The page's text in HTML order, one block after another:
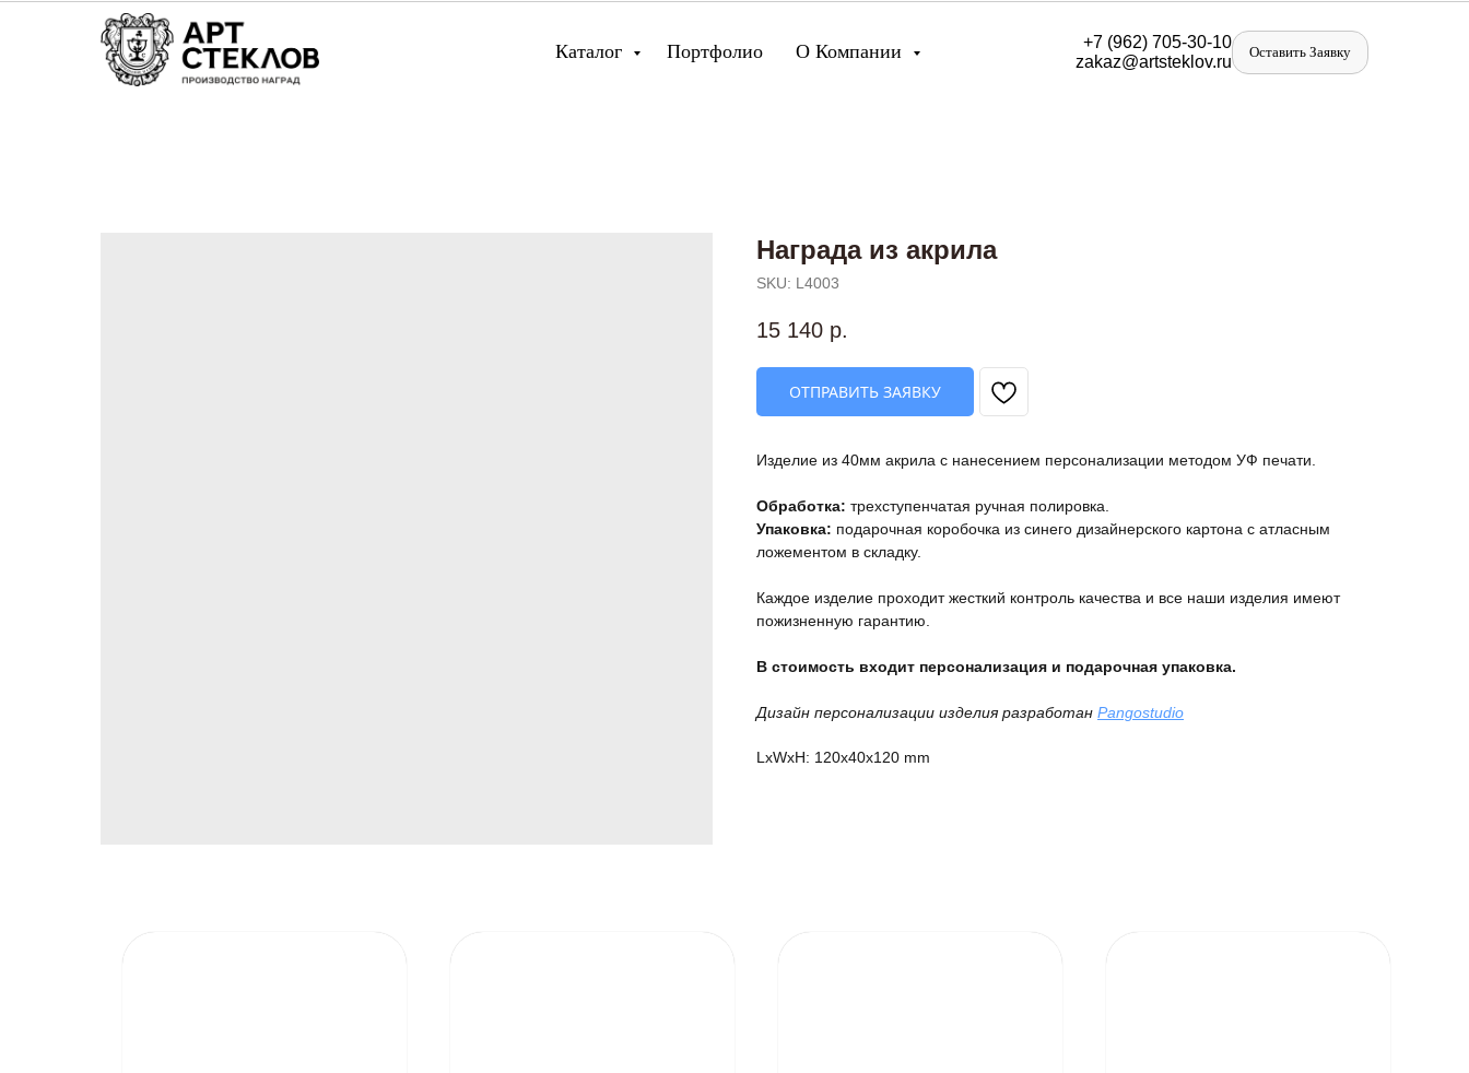
Каталог Портфолио О Компании +7 (962) 705-30-10
zakaz@artsteklov.ru
Оставить Заявку
Награда из акрила
SKU: L4003
15 140 р.
ОТПРАВИТЬ ЗАЯВКУ
Изделие из 40мм акрила с нанесением персонализации методом УФ печати.
Обработка: трехступенчатая ручная полировка.
Упаковка: подарочная коробочка из синего дизайнерского картона с атласным
ложементом в складку.
Каждое изделие проходит жесткий контроль качества и все наши изделия имеют
пожизненную гарантию.
В стоимость входит персонализация и подарочная упаковка.
Дизайн персонализации изделия разработан Pangostudio
LxWxH: 120x40x120 mm